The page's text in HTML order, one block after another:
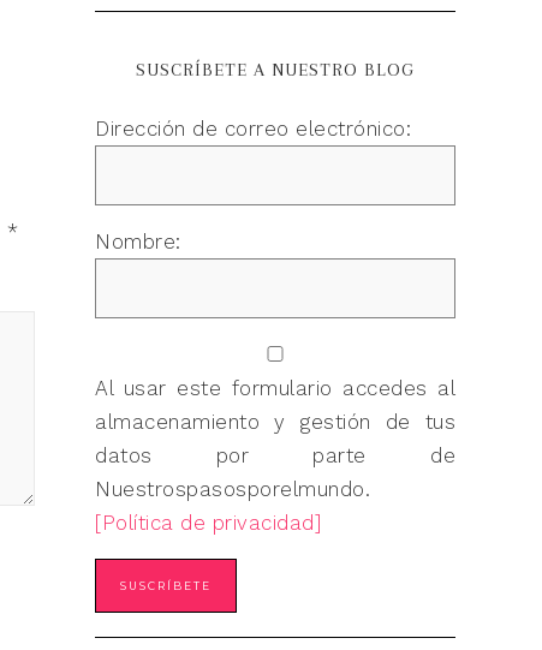
*
SUSCRÍBETE A NUESTRO BLOG
Dirección de correo electrónico:
Nombre:
Al usar este formulario accedes al
almacenamiento y gestión de tus
datos por parte de
Nuestrospasosporelmundo.
[Política de privacidad]